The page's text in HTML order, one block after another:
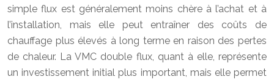
simple flux est généralement moins chère à l’achat et à
l’installation, mais elle peut entraîner des coûts de
chauffage plus élevés à long terme en raison des pertes
de chaleur. La VMC double flux, quant à elle, représente
un investissement initial plus important, mais elle permet